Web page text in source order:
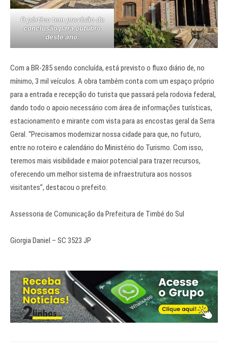
O pórtico tem previsão de
conclusão para outubro
deste ano.
Com a BR-285 sendo concluída, está previsto o fluxo diário de, no
mínimo, 3 mil veículos. A obra também conta com um espaço próprio
para a entrada e recepção do turista que passará pela rodovia federal,
dando todo o apoio necessário com área de informações turísticas,
estacionamento e mirante com vista para as encostas geral da Serra
Geral. “Precisamos modernizar nossa cidade para que, no futuro,
entre no roteiro e calendário do Ministério do Turismo. Com isso,
teremos mais visibilidade e maior potencial para trazer recursos,
oferecendo um melhor sistema de infraestrutura aos nossos
visitantes”, destacou o prefeito.
Assessoria de Comunicação da Prefeitura de Timbé do Sul
Giorgia Daniel – SC 3523 JP